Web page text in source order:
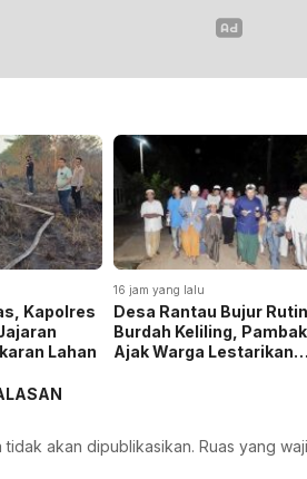
Kapolres
Lahan
16 jam yang lalu
Desa Rantau Bujur
Burdah Keliling,
Ajak Warga Lestarikan
tidak akan dipublikasikan. Ruas yang